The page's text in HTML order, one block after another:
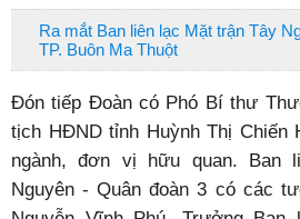
Ra mắt Ban liên lạc Mặt trận Tây
TP. Buôn Ma Thuột
Đón tiếp Đoàn có Phó Bí thư
tịch HĐND tỉnh Huỳnh Thị Chiến
ngành, đơn vị hữu quan. Ban
Nguyên - Quân đoàn 3 có các